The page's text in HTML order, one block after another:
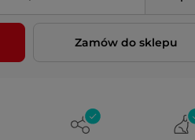
Zamów do sklepu